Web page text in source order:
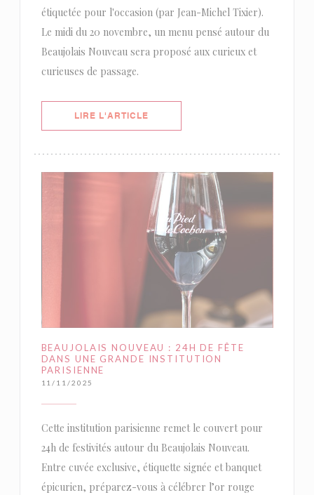
étiquetée pour l'occasion (par Jean-Michel Tixier).
Le midi du 20 novembre, un menu pensé autour du
Beaujolais Nouveau sera proposé aux curieux et
curieuses de passage.
LIRE L'ARTICLE((OUVRE UNE NOUVELLE
BEAUJOLAIS NOUVEAU : 24H DE FÊTE
DANS UNE GRANDE INSTITUTION
PARISIENNE
11/11/2025
Cette institution parisienne remet le couvert pour
24h de festivités autour du Beaujolais Nouveau.
Entre cuvée exclusive, étiquette signée et banquet
épicurien, préparez-vous à célébrer l’or rouge